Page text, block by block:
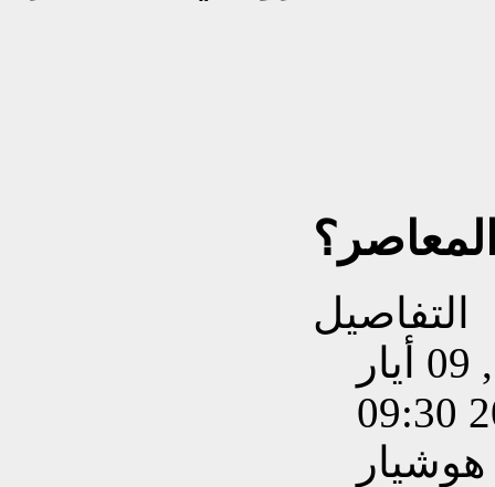
التفاصيل
تم إنشاءه بتاريخ السبت, 09 أيار